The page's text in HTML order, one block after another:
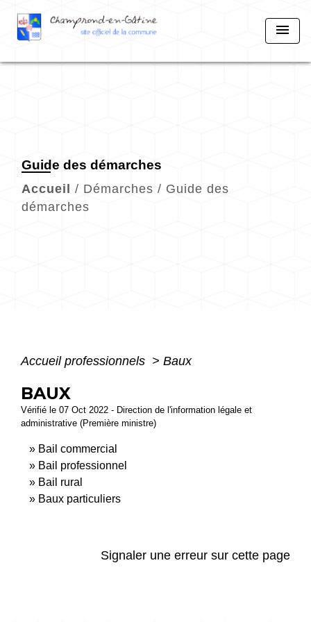
menu
Guide des démarches
Accueil / Démarches / Guide des
démarches
Accueil professionnels > Baux
BAUX
Vérifié le 07 Oct 2022 - Direction de l'information légale et
administrative (Première ministre)
Bail commercial
Bail professionnel
Bail rural
Baux particuliers
Signaler une erreur sur cette page